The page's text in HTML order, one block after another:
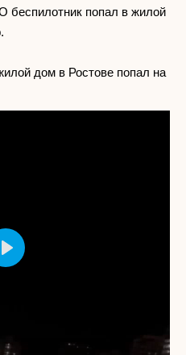
беспилотник попал в жилой
дом в Ростове попал на
Play